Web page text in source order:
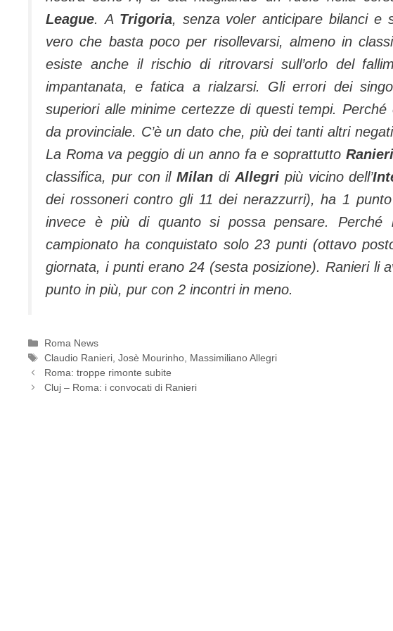
League. A Trigoria, senza voler anticipare bilanci e
vero che basta poco per risollevarsi, almeno in
esiste anche il rischio di ritrovarsi sull’orlo del
impantanata, e fatica a rialzarsi. Gli errori dei
superiori alle minime certezze di questi tempi.
da provinciale. C’è un dato che, più dei tanti altri
La Roma va peggio di un anno fa e soprattutto
classifica, pur con ilMilandi Allegri più vicino dell’
dei rossoneri contro gli 11 dei nerazzurri), ha 1
invece è più di quanto si possa pensare. Perché
campionato ha conquistato solo 23 punti (ottavo
giornata, i punti erano 24 (sesta posizione). Ranieri li
punto in più, pur con 2 incontri in meno.
Categorie
Roma News
Tag
Claudio Ranieri,Josè Mourinho, Massimiliano Allegri
Roma: troppe rimonte subite
Cluj – Roma: i convocati di Ranieri